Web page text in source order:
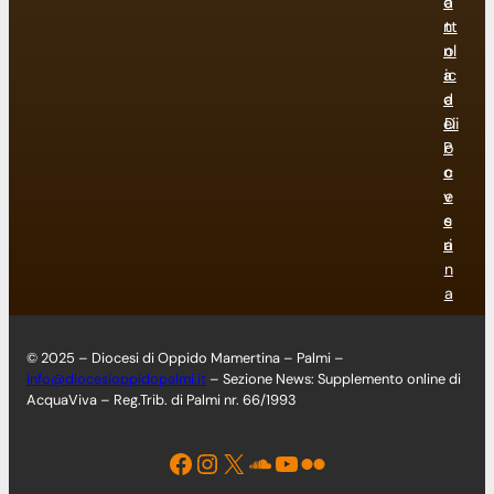
n
n
a
d
ei
P
o
v
e
ri
tt
ol
ic
a
Di
o
c
e
s
a
n
a
© 2025 – Diocesi di Oppido Mamertina – Palmi –
info@diocesioppidopalmi.it – Sezione News: Supplemento online di
AcquaViva – Reg.Trib. di Palmi nr. 66/1993
Facebook Instagram X Soundcloud YouTube Flickr